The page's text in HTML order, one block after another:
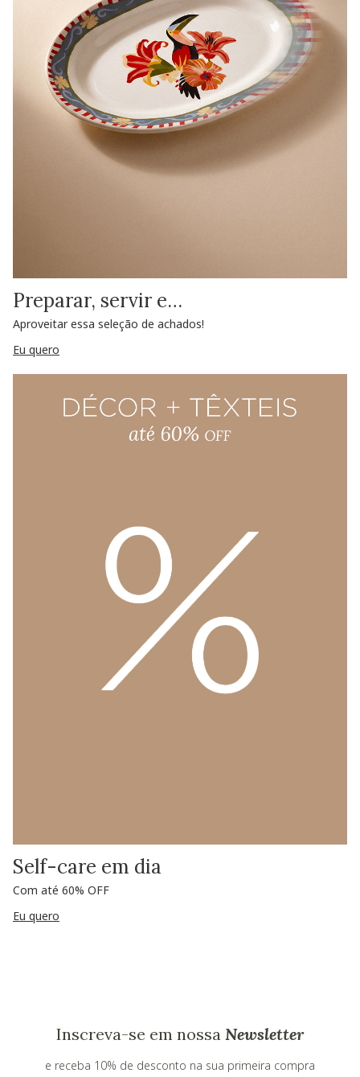
Preparar, servir e…
Aproveitar essa seleção de achados!
Eu quero
Self-care em dia
Com até 60% OFF
Eu quero
Inscreva-se em nossa Newsletter
e receba 10% de desconto na sua primeira compra